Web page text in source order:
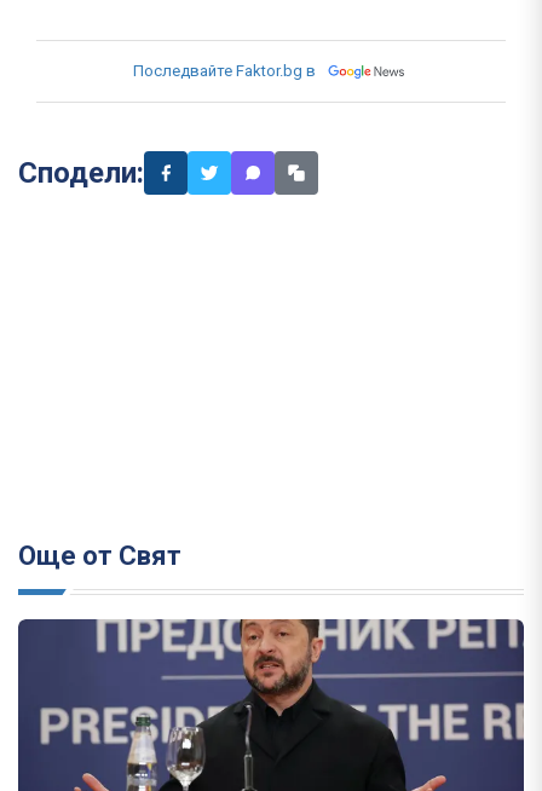
Последвайте Faktor.bg в
Сподели:
Още от Свят